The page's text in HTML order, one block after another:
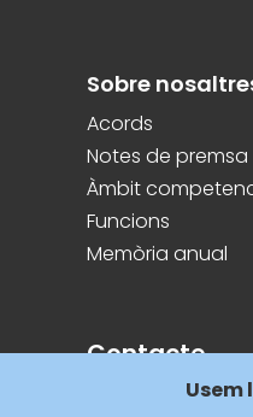
Sobre
Acords
Notes de premsa
Àmbit
Funcions
Memòria anual
Contacte
Carrer
Usem